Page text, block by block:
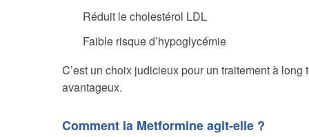
Réduit le cholestérol LDL
Faible risque d’hypoglycémie
C’est un choix judicieux pour un traitement à
avantageux.
Comment la Metformine agit-elle ?